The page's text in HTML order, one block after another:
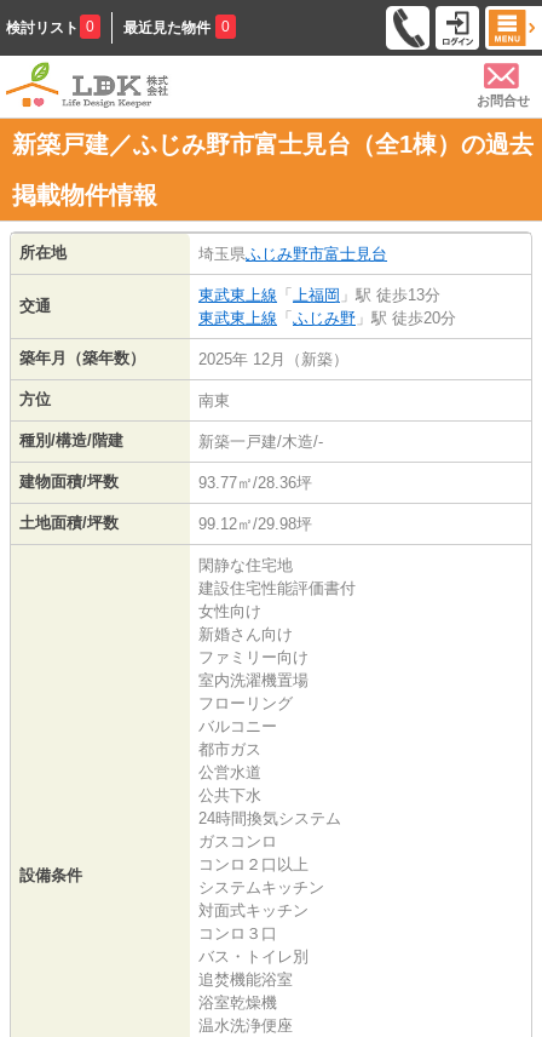
検討リスト 0 最近見た物件 0
お問合せ
新築戸建／ふじみ野市富士見台（全1棟）の過去
掲載物件情報
所在地 埼玉県ふじみ野市富士見台
交通
東武東上線 「 上福岡 」駅 徒歩13分
東武東上線 「 ふじみ野 」駅 徒歩20分
築年月（築年数） 2025年 12月（新築）
方位 南東
種別/構造/階建 新築一戸建/木造/-
建物面積/坪数 93.77㎡/28.36坪
土地面積/坪数 99.12㎡/29.98坪
設備条件
閑静な住宅地
建設住宅性能評価書付
女性向け
新婚さん向け
ファミリー向け
室内洗濯機置場
フローリング
バルコニー
都市ガス
公営水道
公共下水
24時間換気システム
ガスコンロ
コンロ２口以上
システムキッチン
対面式キッチン
コンロ３口
バス・トイレ別
追焚機能浴室
浴室乾燥機
温水洗浄便座